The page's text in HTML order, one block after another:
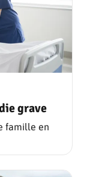
grave
famille en